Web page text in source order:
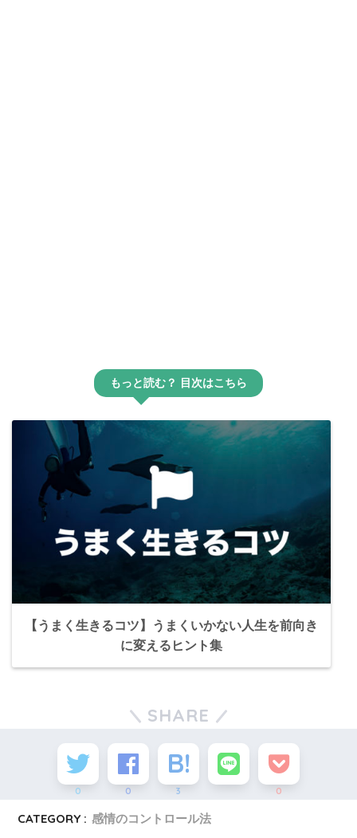
もっと読む？ 目次はこちら
【うまく生きるコツ】うまくいかない人生を前向き
に変えるヒント集
SHARE
0 0 3 0
CATEGORY : 感情のコントロール法